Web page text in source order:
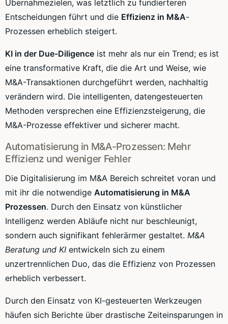
Übernahmezielen, was letztlich zu fundierteren
Entscheidungen führt und die Effizienz in M&A-
Prozessen erheblich steigert.
KI in der Due-Diligence ist mehr als nur ein Trend; es ist
eine transformative Kraft, die die Art und Weise, wie
M&A-Transaktionen durchgeführt werden, nachhaltig
verändern wird. Die intelligenten, datengesteuerten
Methoden versprechen eine Effizienzsteigerung, die
M&A-Prozesse effektiver und sicherer macht.
Automatisierung in M&A-Prozessen: Mehr
Effizienz und weniger Fehler
Die Digitalisierung im M&A Bereich schreitet voran und
mit ihr die notwendige Automatisierung in M&A
Prozessen. Durch den Einsatz von künstlicher
Intelligenz werden Abläufe nicht nur beschleunigt,
sondern auch signifikant fehlerärmer gestaltet. M&A
Beratung und KI entwickeln sich zu einem
unzertrennlichen Duo, das die Effizienz von Prozessen
erheblich verbessert.
Durch den Einsatz von KI-gesteuerten Werkzeugen
häufen sich Berichte über drastische Zeiteinsparungen in